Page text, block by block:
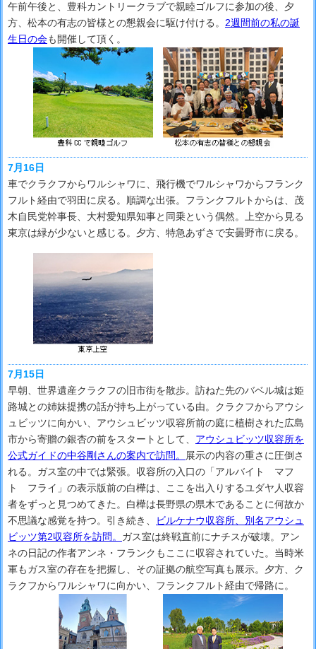
午前午後と、豊科カントリークラブで親睦ゴルフに参加の後、夕
方、松本の有志の皆様との懇親会に駆け付ける。 2週間前の私の誕
生日の会も開催して頂く。
7月16日
車でクラクフからワルシャワに、飛行機でワルシャワからフランク
フルト経由で羽田に戻る。順調な出張。フランクフルトからは、茂
木自民党幹事長、大村愛知県知事と同乗という偶然。上空から見る
東京は緑が少ないと感じる。夕方、特急あずさで安曇野市に戻る。
7月15日
早朝、世界遺産クラクフの旧市街を散歩。訪ねた先のバベル城は姫
路城との姉妹提携の話が持ち上がっている由。クラクフからアウシ
ュビッツに向かい、アウシュビッツ収容所前の庭に植樹された広島
市から寄贈の銀杏の前をスタートとして、 アウシュビッツ収容所を
公式ガイドの中谷剛さんの案内で訪問。
展示の内容の重さに圧倒さ
れる。ガス室の中では緊張。収容所の入口の「アルバイト マフ
ト フライ」の表示版前の白樺は、ここを出入りするユダヤ人収容
者をずっと見つめてきた。白樺は長野県の県木であることに何故か
不思議な感覚を持つ。引き続き、
ビルケナウ収容所、別名アウシュ
ビッツ第2収容所を訪問。 ガス室は終戦直前にナチスが破壊。アン
ネの日記の作者アンネ・フランクもここに収容されていた。当時米
軍もガス室の存在を把握し、その証拠の航空写真も展示。夕方、ク
ラクフからワルシャワに向かい、フランクフルト経由で帰路に。